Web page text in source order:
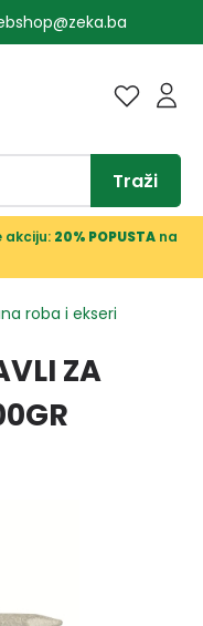
Traži
akciju: 20% POPUSTAna
roba i ekseri
ZA